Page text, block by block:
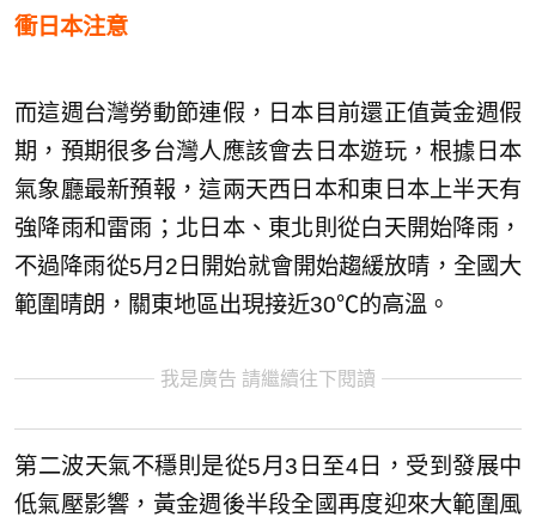
衝日本注意
而這週台灣勞動節連假，日本目前還正值黃金週假
期，預期很多台灣人應該會去日本遊玩，根據日本
氣象廳最新預報，這兩天西日本和東日本上半天有
強降雨和雷雨；北日本、東北則從白天開始降雨，
不過降雨從5月2日開始就會開始趨緩放晴，全國大
範圍晴朗，關東地區出現接近30℃的高溫。
我是廣告 請繼續往下閱讀
第二波天氣不穩則是從5月3日至4日，受到發展中
低氣壓影響，黃金週後半段全國再度迎來大範圍風